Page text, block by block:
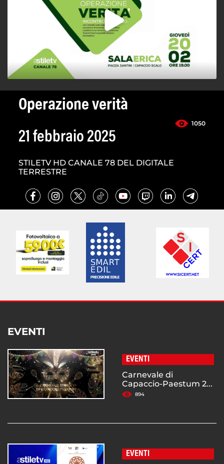
Operazione verità
1050
21 febbraio 2025
STILETV HD CANALE 78 DEL DIGITALE
TERRESTRE
EVENTI
EVENTI
Carnevale di
Capaccio-Paestum 2...
894
EVENTI